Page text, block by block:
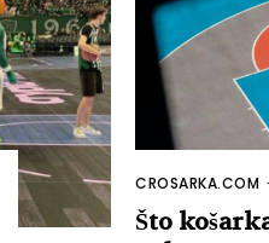
CROSARKA.COM
Što